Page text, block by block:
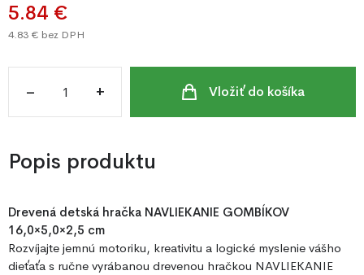
5.84 €
4.83 € bez DPH
– + Vložiť do košíka
Popis produktu
Drevená detská hračka NAVLIEKANIE GOMBÍKOV
16,0×5,0×2,5 cm
Rozvíjajte jemnú motoriku, kreativitu a logické myslenie vášho
dieťaťa s ručne vyrábanou drevenou hračkou NAVLIEKANIE